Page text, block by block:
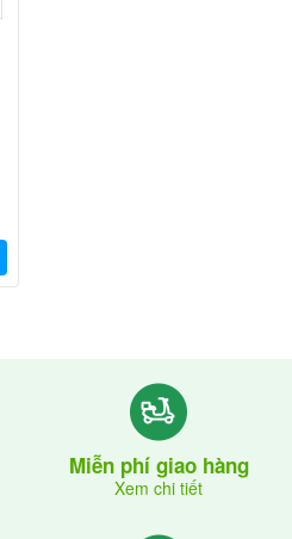
Miễn phí giao hàng
Xem chi tiết